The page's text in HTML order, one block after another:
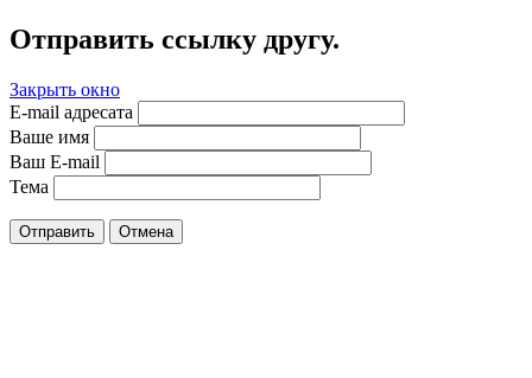
Отправить ссылку другу.
Закрыть окно
E-mail адресата
Ваше имя
Ваш E-mail
Тема
Отправить Отмена